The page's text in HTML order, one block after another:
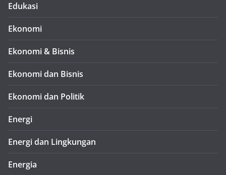
Edukasi
Ekonomi
Ekonomi & Bisnis
Ekonomi dan Bisnis
Ekonomi dan Politik
Energi
Energi dan Lingkungan
Energia